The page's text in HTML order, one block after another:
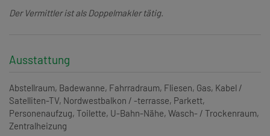
Der Vermittler ist als Doppelmakler tätig.
Ausstattung
Abstellraum Badewanne Fahrradraum Fliesen Gas Kabel /
Satelliten-TV Nordwestbalkon / -terrasse Parkett
Personenaufzug Toilette U-Bahn-Nähe Wasch- / Trockenraum
Zentralheizung